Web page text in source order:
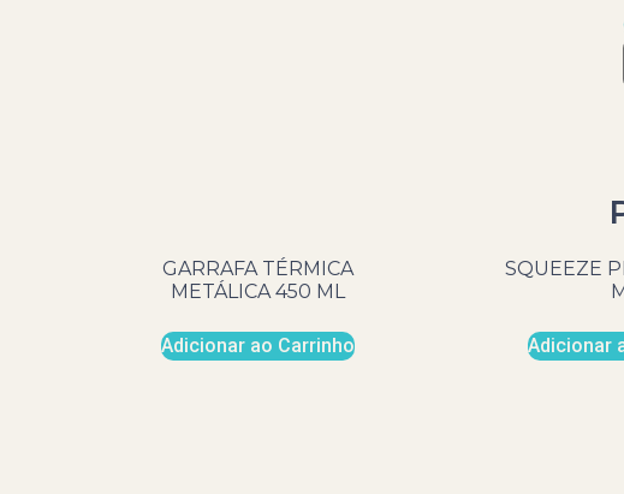
GARRAFA TÉRMICA
METÁLICA 450 ML
Adicionar ao Carrinho
SQUEEZE
Adicionar